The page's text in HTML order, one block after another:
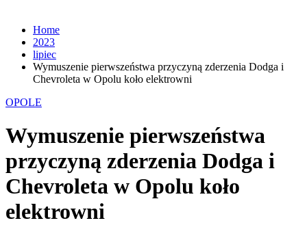
Home
2023
lipiec
Wymuszenie pierwszeństwa przyczyną zderzenia Dodga i
Chevroleta w Opolu koło elektrowni
OPOLE
Wymuszenie pierwszeństwa
przyczyną zderzenia Dodga i
Chevroleta w Opolu koło
elektrowni